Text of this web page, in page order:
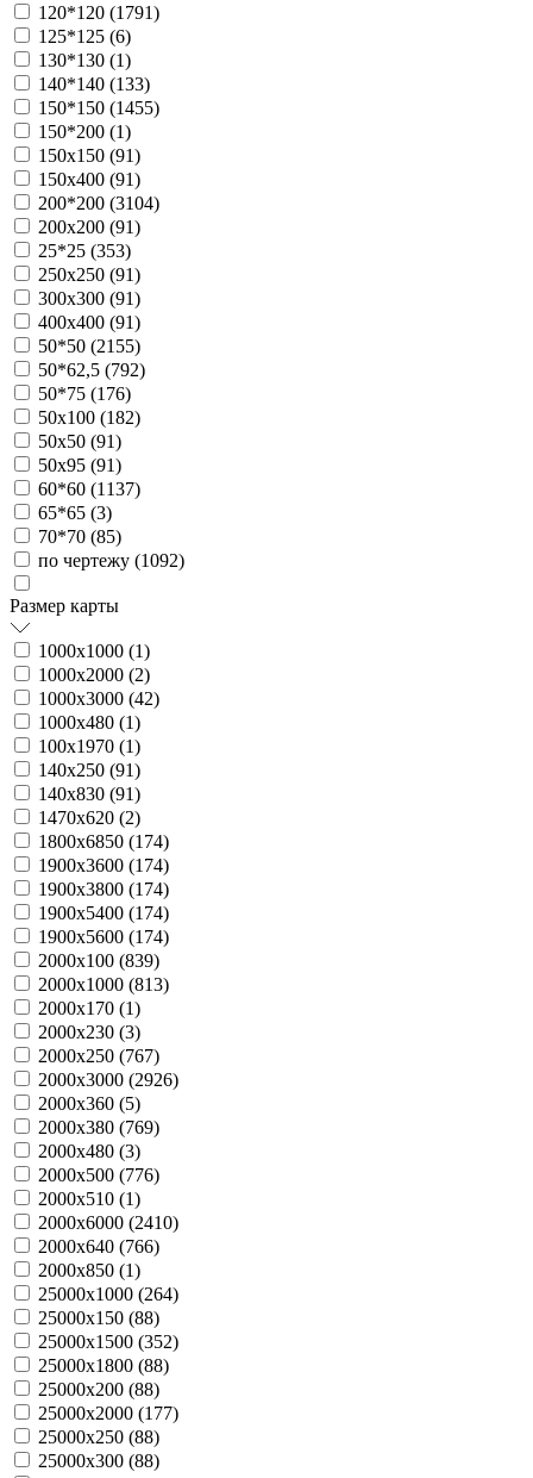
120*120 (1791)
125*125 (6)
130*130 (1)
140*140 (133)
150*150 (1455)
150*200 (1)
150х150 (91)
150х400 (91)
200*200 (3104)
200х200 (91)
25*25 (353)
250х250 (91)
300х300 (91)
400х400 (91)
50*50 (2155)
50*62,5 (792)
50*75 (176)
50х100 (182)
50х50 (91)
50х95 (91)
60*60 (1137)
65*65 (3)
70*70 (85)
по чертежу (1092)
Размер карты
1000х1000 (1)
1000х2000 (2)
1000х3000 (42)
1000х480 (1)
100х1970 (1)
140х250 (91)
140х830 (91)
1470х620 (2)
1800х6850 (174)
1900х3600 (174)
1900х3800 (174)
1900х5400 (174)
1900х5600 (174)
2000х100 (839)
2000х1000 (813)
2000х170 (1)
2000х230 (3)
2000х250 (767)
2000х3000 (2926)
2000х360 (5)
2000х380 (769)
2000х480 (3)
2000х500 (776)
2000х510 (1)
2000х6000 (2410)
2000х640 (766)
2000х850 (1)
25000х1000 (264)
25000х150 (88)
25000х1500 (352)
25000х1800 (88)
25000х200 (88)
25000х2000 (177)
25000х250 (88)
25000х300 (88)